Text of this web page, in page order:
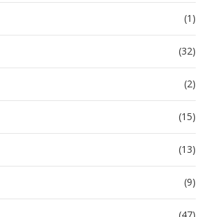
(1)
(32)
(2)
(15)
(13)
(9)
(47)